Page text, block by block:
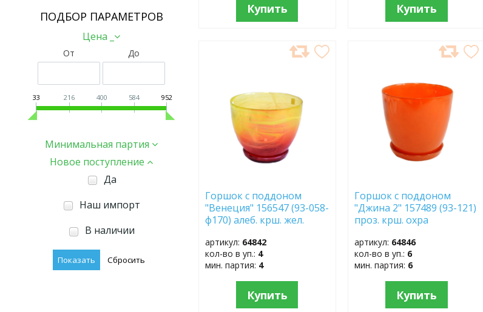
ПОДБОР ПАРАМЕТРОВ
Цена _
От До
33 216 400 584 952
Минимальная партия
Новое поступление
Да
Наш импорт
В наличии
Купить Купить
Горшок с поддоном
"Венеция" 156547 (93-058-
ф170) алеб. крш. жел.
артикул: 64842
кол-во в уп.: 4
мин. партия: 4
Купить
Горшок с поддоном
"Джина 2" 157489 (93-121)
проз. крш. охра
артикул: 64846
кол-во в уп.: 6
мин. партия: 6
Купить